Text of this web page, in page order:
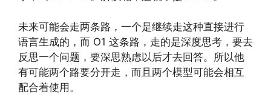
未来可能会走两条路，一个是继续走这种直接进行
语言生成的，而 O1 这条路，走的是深度思考，要去
反思一个问题，要深思熟虑以后才去回答。所以他
有可能两个路要分开走，而且两个模型可能会相互
配合着使用。